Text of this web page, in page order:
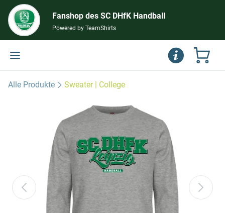
Fanshop des SC DHfK Handball
Powered by TeamShirts
Alle Produkte Sweater | College